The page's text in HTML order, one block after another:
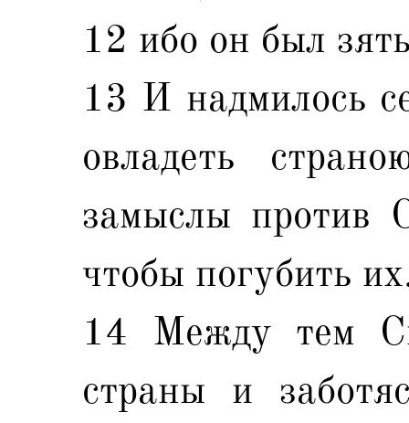
12 ибо он был
13 И надмилось
овладеть
замыслы против
чтобы погубить
14 Между тем
страны и